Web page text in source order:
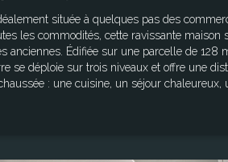
cette ravissante maison séduira
de 128 m², cette
se déploie sur trois niveaux et offre une